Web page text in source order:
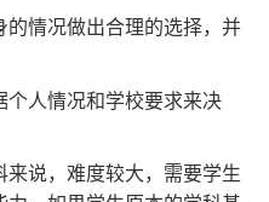
的情况做出合理的选择，并
个人情况和学校要求来决
说，难度较大，需要学生